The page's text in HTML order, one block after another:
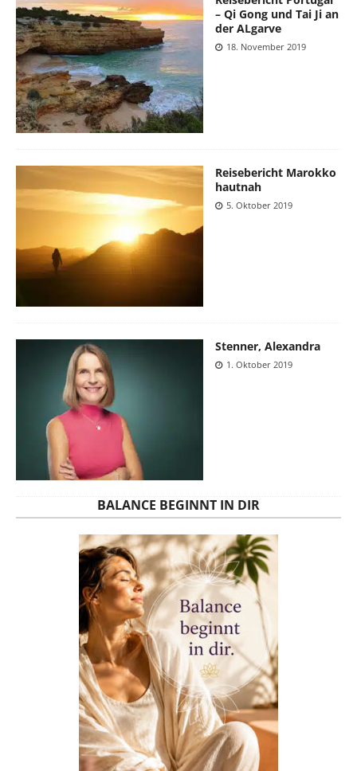
– Qi Gong und Tai Ji an
der ALgarve
18. November 2019
Reisebericht Marokko
hautnah
5. Oktober 2019
Stenner, Alexandra
1. Oktober 2019
BALANCE BEGINNT IN DIR